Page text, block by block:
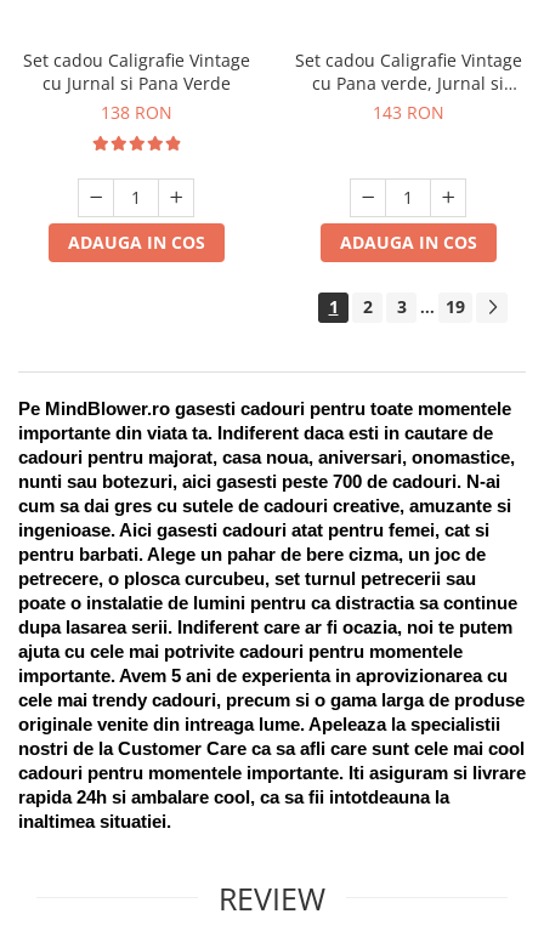
Set cadou Caligrafie Vintage
cu Jurnal si Pana Verde
138 RON
ADAUGA IN COS
Set cadou Caligrafie Vintage
cu Pana verde, Jurnal si
Suport pentru stilou, 9 piese
143 RON
ADAUGA IN COS
1 2 3 ... 19
Pe MindBlower.ro gasesti cadouri pentru toate momentele
importante din viata ta. Indiferent daca esti in cautare de
cadouri pentru majorat, casa noua, aniversari, onomastice,
nunti sau botezuri, aici gasesti peste 700 de cadouri. N-ai
cum sa dai gres cu sutele de cadouri creative, amuzante si
ingenioase. Aici gasesti cadouri atat pentru femei, cat si
pentru barbati. Alege un pahar de bere cizma, un joc de
petrecere, o plosca curcubeu, set turnul petrecerii sau
poate o instalatie de lumini pentru ca distractia sa continue
dupa lasarea serii. Indiferent care ar fi ocazia, noi te putem
ajuta cu cele mai potrivite cadouri pentru momentele
importante. Avem 5 ani de experienta in aprovizionarea cu
cele mai trendy cadouri, precum si o gama larga de produse
originale venite din intreaga lume. Apeleaza la specialistii
nostri de la Customer Care ca sa afli care sunt cele mai cool
cadouri pentru momentele importante. Iti asiguram si livrare
rapida 24h si ambalare cool, ca sa fii intotdeauna la
inaltimea situatiei.
REVIEW